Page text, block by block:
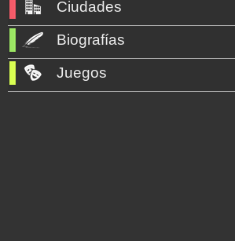
Ciudades
Biografías
Juegos